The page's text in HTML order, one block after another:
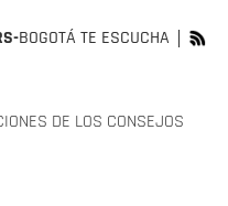
BOGOTÁ TE ESCUCHA
DE LOS CONSEJOS